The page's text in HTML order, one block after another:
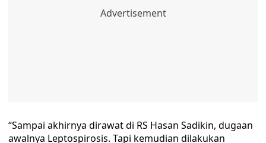
“Sampai akhirnya dirawat di RS Hasan Sadikin, dugaan
awalnya Leptospirosis. Tapi kemudian dilakukan